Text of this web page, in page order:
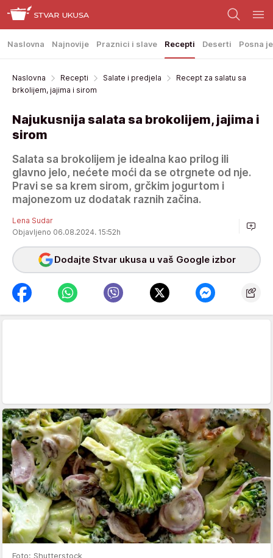
Naslovna Najnovije Praznici i slave Recepti Deserti Posna
Naslovna Recepti Salate i predjela
Recept za salatu sa
brkolijem, jajima i sirom
Najukusnija salata sa brokolijem, jajima i
sirom
Salata sa brokolijem je idealna kao prilog ili
glavno jelo, nećete moći da se otrgnete od nje.
Pravi se sa krem sirom, grčkim jogurtom i
majonezom uz dodatak raznih začina.
Lena Sudar
Objavljeno 06.08.2024. 15:52h
Dodajte Stvar ukusa u vaš Google izbor
Foto: Shutterstock